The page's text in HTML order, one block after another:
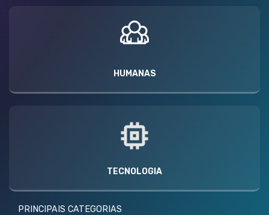
HUMANAS
TECNOLOGIA
PRINCIPAIS CATEGORIAS